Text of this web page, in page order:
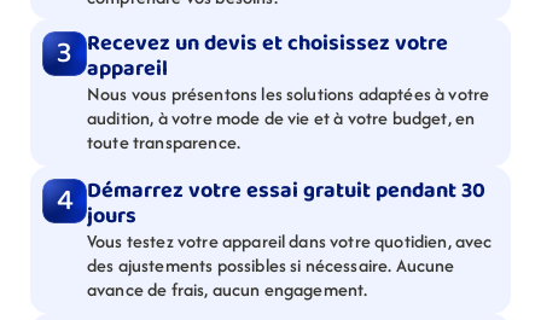
3 Recevez un devis et choisissez votre
appareil
Nous vous présentons les solutions adaptées à votre
audition, à votre mode de vie et à votre budget, en
toute transparence.
4 Démarrez votre essai gratuit pendant 30
jours
Vous testez votre appareil dans votre quotidien, avec
des ajustements possibles si nécessaire. Aucune
avance de frais, aucun engagement.